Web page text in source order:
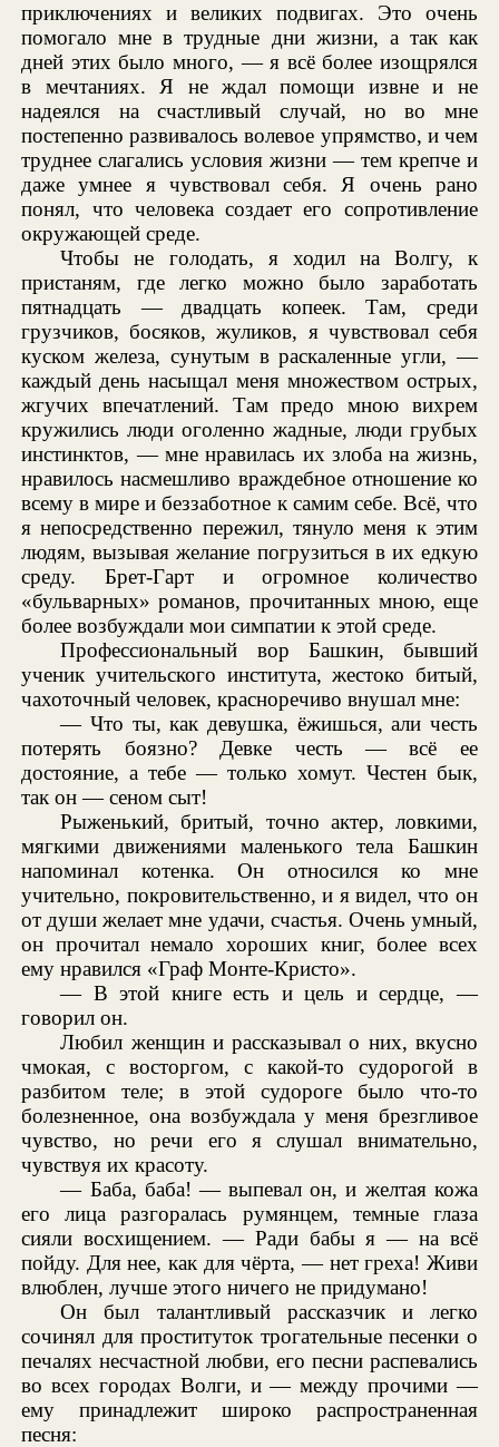
приключениях и великих подвигах. Это очень
помогало мне в трудные дни жизни, а так как
дней этих было много, — я всё более изощрялся
в мечтаниях. Я не ждал помощи извне и не
надеялся на счастливый случай, но во мне
постепенно развивалось волевое упрямство, и чем
труднее слагались условия жизни — тем крепче и
даже умнее я чувствовал себя. Я очень рано
понял, что человека создает его сопротивление
окружающей среде.
Чтобы не голодать, я ходил на Волгу, к
пристаням, где легко можно было заработать
пятнадцать — двадцать копеек. Там, среди
грузчиков, босяков, жуликов, я чувствовал себя
куском железа, сунутым в раскаленные угли, —
каждый день насыщал меня множеством острых,
жгучих впечатлений. Там предо мною вихрем
кружились люди оголенно жадные, люди грубых
инстинктов, — мне нравилась их злоба на жизнь,
нравилось насмешливо враждебное отношение ко
всему в мире и беззаботное к самим себе. Всё, что
я непосредственно пережил, тянуло меня к этим
людям, вызывая желание погрузиться в их едкую
среду. Брет-Гарт и огромное количество
«бульварных» романов, прочитанных мною, еще
более возбуждали мои симпатии к этой среде.
Профессиональный вор Башкин, бывший
ученик учительского института, жестоко битый,
чахоточный человек, красноречиво внушал мне:
— Что ты, как девушка, ёжишься, али честь
потерять боязно? Девке честь — всё ее
достояние, а тебе — только хомут. Честен бык,
так он — сеном сыт!
Рыженький, бритый, точно актер, ловкими,
мягкими движениями маленького тела Башкин
напоминал котенка. Он относился ко мне
учительно, покровительственно, и я видел, что он
от души желает мне удачи, счастья. Очень умный,
он прочитал немало хороших книг, более всех
ему нравился «Граф Монте-Кристо».
— В этой книге есть и цель и сердце, —
говорил он.
Любил женщин и рассказывал о них, вкусно
чмокая, с восторгом, с какой-то судорогой в
разбитом теле; в этой судороге было что-то
болезненное, она возбуждала у меня брезгливое
чувство, но речи его я слушал внимательно,
чувствуя их красоту.
— Баба, баба! — выпевал он, и желтая кожа
его лица разгоралась румянцем, темные глаза
сияли восхищением. — Ради бабы я — на всё
пойду. Для нее, как для чёрта, — нет греха! Живи
влюблен, лучше этого ничего не придумано!
Он был талантливый рассказчик и легко
сочинял для проституток трогательные песенки о
печалях несчастной любви, его песни распевались
во всех городах Волги, и — между прочими —
ему принадлежит широко распространенная
песня: